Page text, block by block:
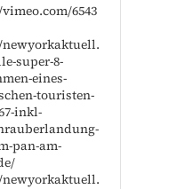
6543
super-8-
eines-
touristen-
inkl-
pan-am-